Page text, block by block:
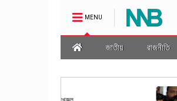
MENU
জাতীয় রাজনীতি